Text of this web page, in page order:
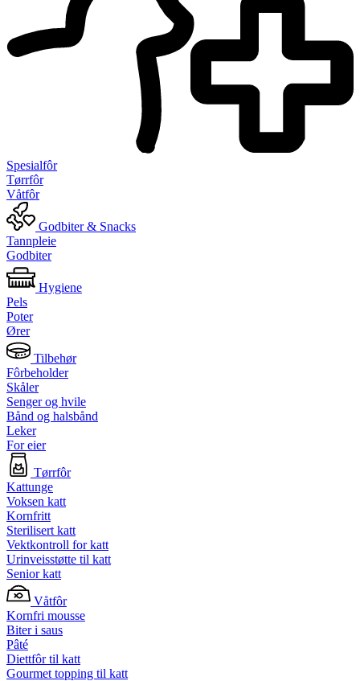
Spesialfôr
Tørrfôr
Våtfôr
Godbiter & Snacks
Tannpleie
Godbiter
Hygiene
Pels
Poter
Ører
Tilbehør
Fôrbeholder
Skåler
Senger og hvile
Bånd og halsbånd
Leker
For eier
Tørrfôr
Kattunge
Voksen katt
Kornfritt
Sterilisert katt
Vektkontroll for katt
Urinveisstøtte til katt
Senior katt
Våtfôr
Kornfri mousse
Biter i saus
Pâté
Diettfôr til katt
Gourmet topping til katt